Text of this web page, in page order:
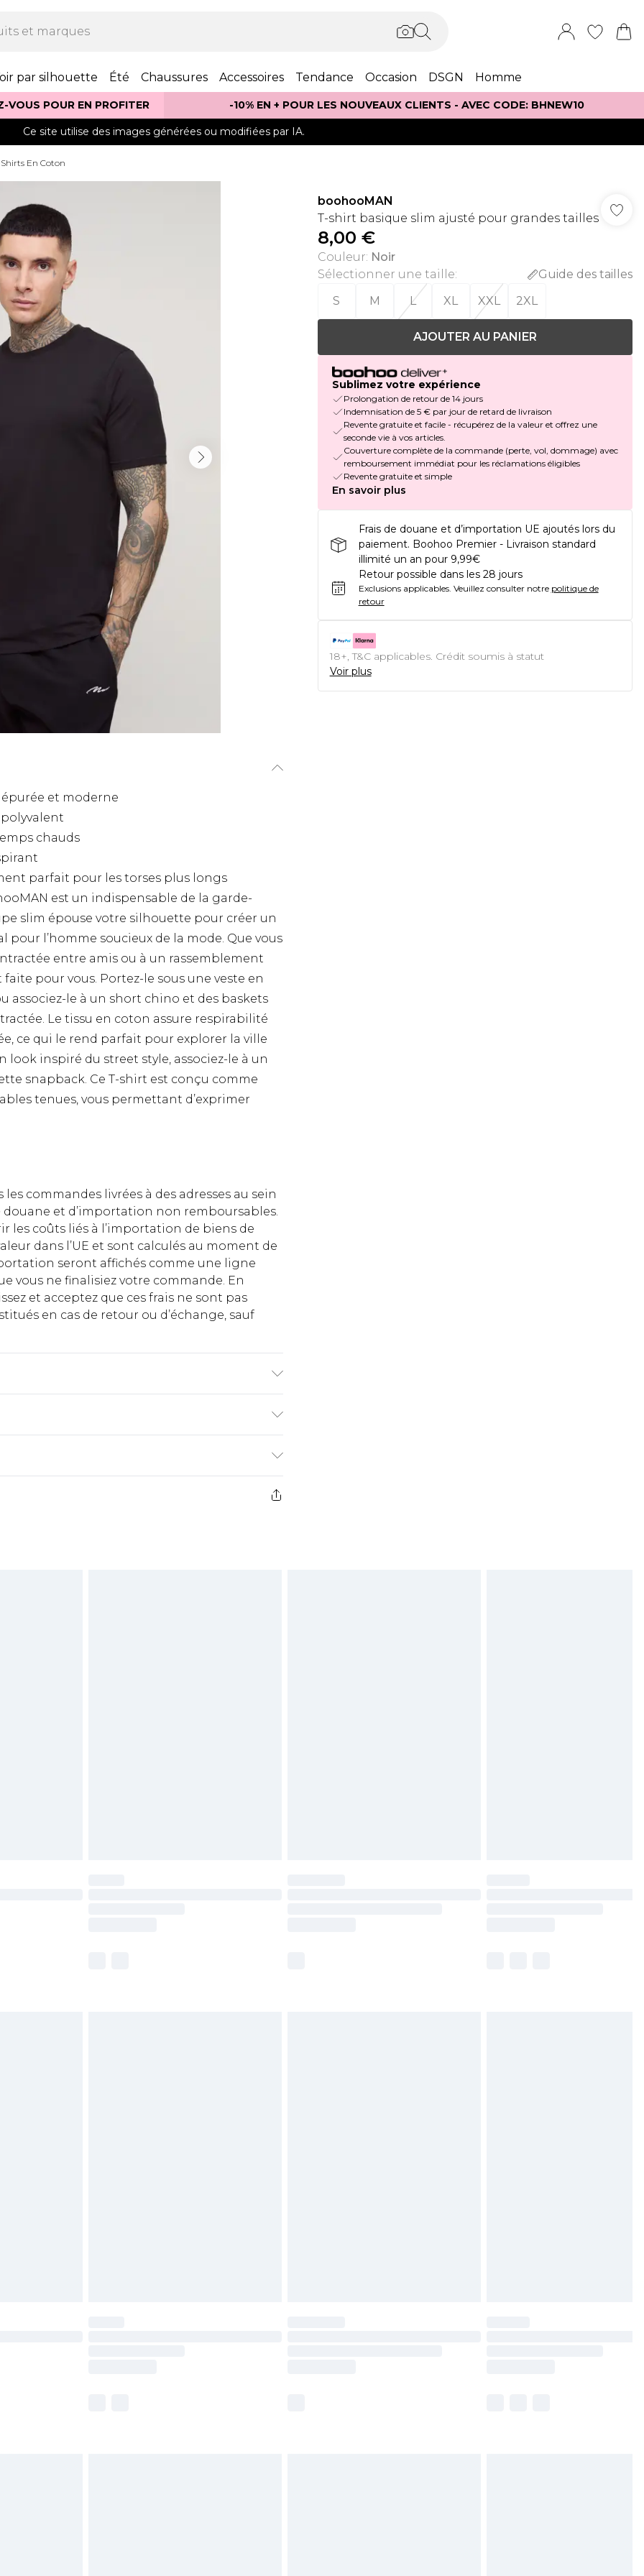
par silhouette Été Chaussures Accessoires Tendance Occasion DSGN Homme
VOUS POUR EN PROFITER -10% EN + POUR LES NOUVEAUX CLIENTS - AVEC CODE: BHNEW10
Ce site utilise des images générées ou modifiées par IA.
En Coton
et moderne
chauds
parfait pour les torses plus longs
est un indispensable de la garde-
slim épouse votre silhouette pour créer un
l’homme soucieux de la mode. Que vous
entre amis ou à un rassemblement
pour vous. Portez-le sous une veste en
associez-le à un short chino et des baskets
Le tissu en coton assure respirabilité
ce qui le rend parfait pour explorer la ville
look inspiré du street style, associez-le à un
snapback. Ce T-shirt est conçu comme
tenues, vous permettant d’exprimer
commandes livrées à des adresses au sein
douane et d’importation non remboursables.
les coûts liés à l’importation de biens de
dans l’UE et sont calculés au moment de
seront affichés comme une ligne
vous ne finalisiez votre commande. En
et acceptez que ces frais ne sont pas
en cas de retour ou d’échange, sauf
€2.99
€9.99
boohooMAN
T-shirt basique slim ajusté pour grandes tailles
8,00 €
Couleur: Noir
Sélectionner une taille:
Guide des tailles
S
M L XL XXL 2XL
AJOUTER AU PANIER
Sublimez votre expérience
Prolongation de retour de 14 jours
Indemnisation de 5 € par jour de retard de livraison
Revente gratuite et facile - récupérez de la valeur et offrez une
seconde vie à vos articles.
Couverture complète de la commande (perte, vol, dommage) avec
remboursement immédiat pour les réclamations éligibles
Revente gratuite et simple
En savoir plus
Frais de douane et d’importation UE ajoutés lors du
paiement. Boohoo Premier - Livraison standard
illimité un an pour 9,99€
Retour possible dans les 28 jours
Exclusions applicables. Veuillez consulter notre politique de
retour
18+, T&C applicables. Crédit soumis à statut
Voir plus